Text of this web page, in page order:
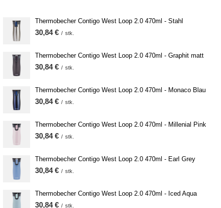
Thermobecher Contigo West Loop 2.0 470ml - Stahl
30,84 € / stk.
Thermobecher Contigo West Loop 2.0 470ml - Graphit matt
30,84 € / stk.
Thermobecher Contigo West Loop 2.0 470ml - Monaco Blau
30,84 € / stk.
Thermobecher Contigo West Loop 2.0 470ml - Millenial Pink
30,84 € / stk.
Thermobecher Contigo West Loop 2.0 470ml - Earl Grey
30,84 € / stk.
Thermobecher Contigo West Loop 2.0 470ml - Iced Aqua
30,84 € / stk.